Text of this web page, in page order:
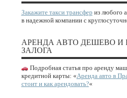
Закажите такси трансфер из любого
в надежной компании с
АРЕНДА АВТО ДЕШЕВО И
ЗАЛОГА
Подробная статья про аренду
кредитной карты: «Аренда авто в
стоит и как арендовать?«